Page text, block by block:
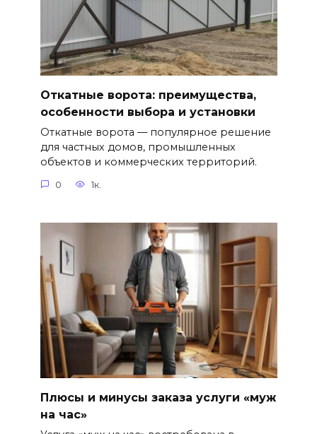
Откатные ворота: преимущества,
особенности выбора и установки
Откатные ворота — популярное решение
для частных домов, промышленных
объектов и коммерческих территорий.
0 1к.
Плюсы и минусы заказа услуги «муж
на час»